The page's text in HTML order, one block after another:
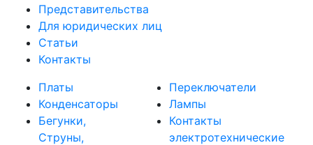
Представительства
Для юридических лиц
Статьи
Контакты
Платы
Конденсаторы
Бегунки,
Струны,
Переключатели
Лампы
Контакты
электротехнические